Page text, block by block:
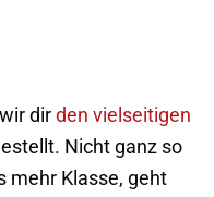
dir den vielseitigen
Nicht ganz so
mehr Klasse, geht